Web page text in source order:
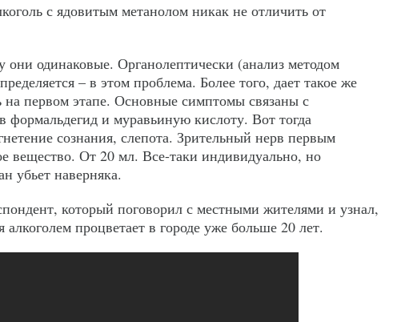
с ядовитым метанолом никак не отличить от
они одинаковые. Органолептически (анализ методом
– в этом проблема. Более того, дает такое же
на первом этапе. Основные симптомы связаны с
формальдегид и муравьиную кислоту. Вот тогда
сознания, слепота. Зрительный нерв первым
вещество. От 20 мл. Все-таки индивидуально, но
убьет наверняка.
который поговорил с местными жителями и узнал,
алкоголем процветает в городе уже больше 20 лет.